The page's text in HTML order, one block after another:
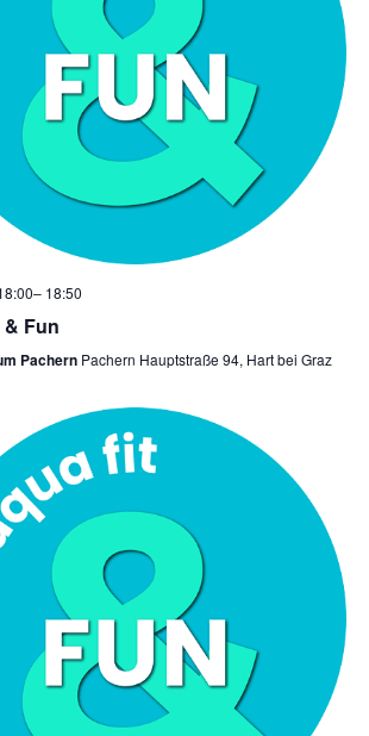
– 18:50
Fun
Pachern Pachern Hauptstraße 94, Hart bei Graz